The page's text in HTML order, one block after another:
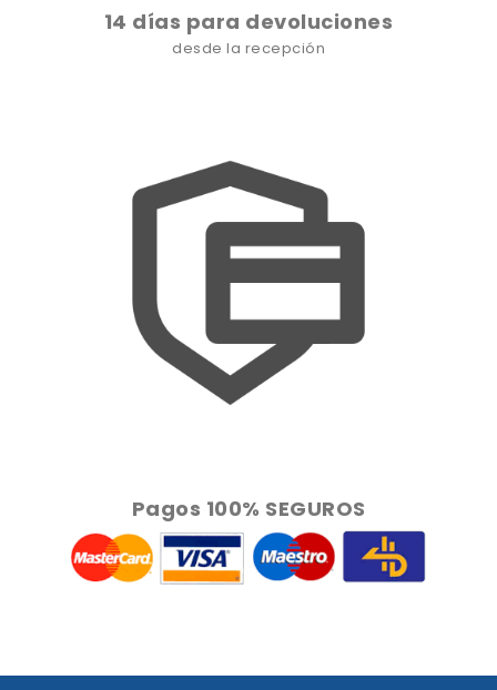
14 días para devoluciones
desde la recepción
Pagos 100% SEGUROS